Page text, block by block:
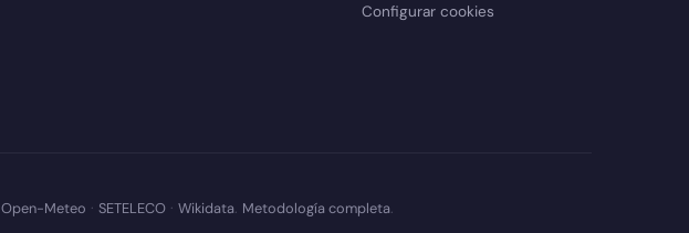
Configurar cookies
Open-Meteo · SETELECO · Wikidata. Metodología completa.